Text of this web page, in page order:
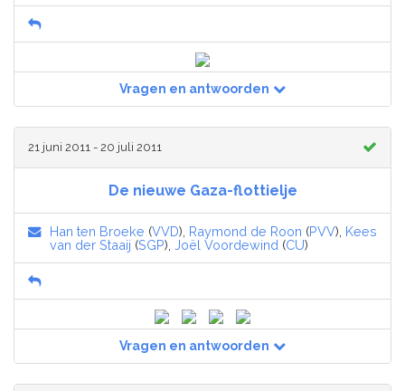
Vragen en antwoorden
21 juni 2011 - 20 juli 2011
De nieuwe Gaza-flottielje
Han ten Broeke (VVD), Raymond de Roon (PVV), Kees
van der Staaij (SGP), Joël Voordewind (CU)
Vragen en antwoorden